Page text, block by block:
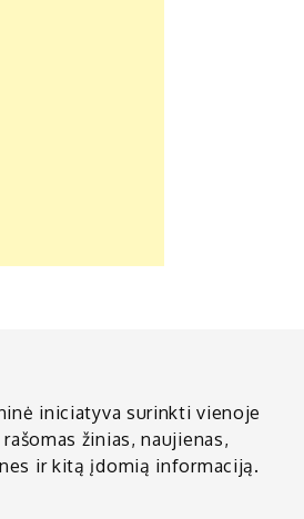
iniciatyva surinkti vienoje
žinias, naujienas,
ir kitą įdomią informaciją.